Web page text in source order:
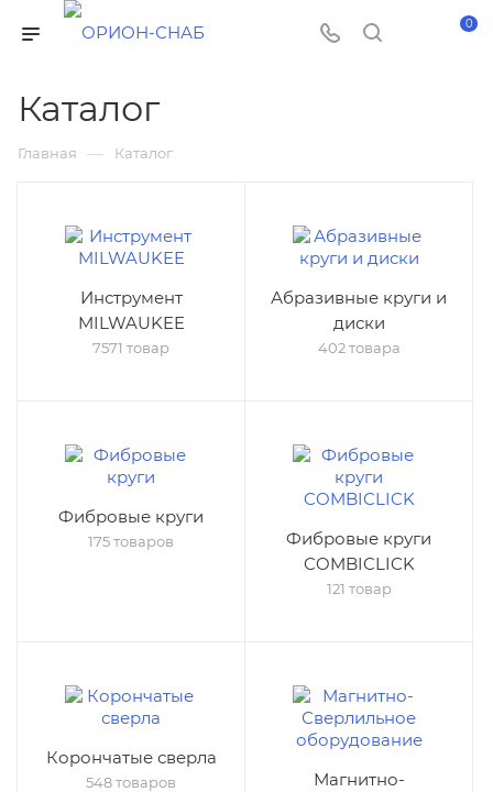
0
Каталог
Главная — Каталог
Инструмент
MILWAUKEE
7571 товар
Абразивные круги и
диски
402 товара
Фибровые круги
175 товаров
Фибровые круги
COMBICLICK
121 товар
Корончатые сверла
548 товаров
Магнитно-